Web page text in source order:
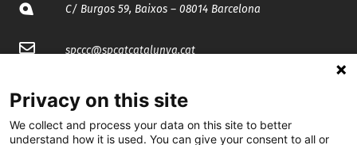
C/ Burgos 59, Baixos – 08014 Barcelona
spccc@spcgtcatalunya.cat
@CGTCatalunya
Privacy on this site
We collect and process your data on this site to better
understand how it is used. You can give your consent to all or